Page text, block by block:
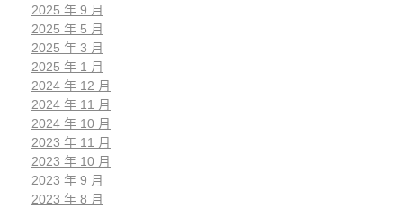
2025 年 9 月
2025 年 5 月
2025 年 3 月
2025 年 1 月
2024 年 12 月
2024 年 11 月
2024 年 10 月
2023 年 11 月
2023 年 10 月
2023 年 9 月
2023 年 8 月